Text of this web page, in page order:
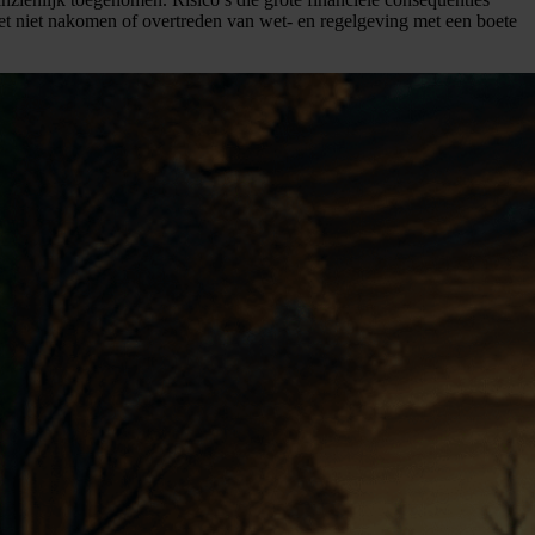
nakomen of overtreden van wet- en regelgeving met een boete